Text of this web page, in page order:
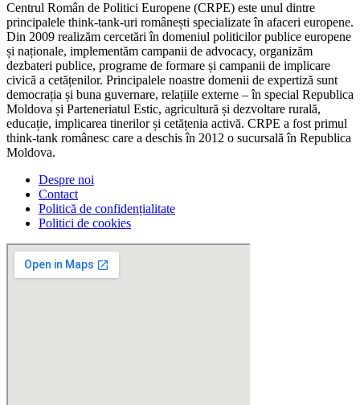
Centrul Român de Politici Europene (CRPE) este unul dintre
principalele think-tank-uri românești specializate în afaceri europene.
Din 2009 realizăm cercetări în domeniul politicilor publice europene
și naționale, implementăm campanii de advocacy, organizăm
dezbateri publice, programe de formare și campanii de implicare
civică a cetățenilor. Principalele noastre domenii de expertiză sunt
democrația și buna guvernare, relațiile externe – în special Republica
Moldova și Parteneriatul Estic, agricultură și dezvoltare rurală,
educație, implicarea tinerilor și cetățenia activă. CRPE a fost primul
think-tank românesc care a deschis în 2012 o sucursală în Republica
Moldova.
Despre noi
Contact
Politică de confidențialitate
Politici de cookies